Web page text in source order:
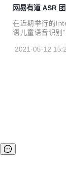
等，因此端侧的
AI团队自主设
(Edge ML
支持fp32、fp16
网易有道 ASR
项冠军
在近期举行的
语儿童语音识别
共分为4个细分
盛会，历届
2021-05-12